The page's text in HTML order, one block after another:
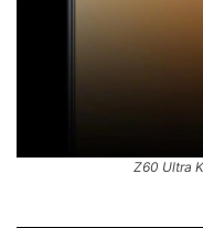
Z60 Ultra